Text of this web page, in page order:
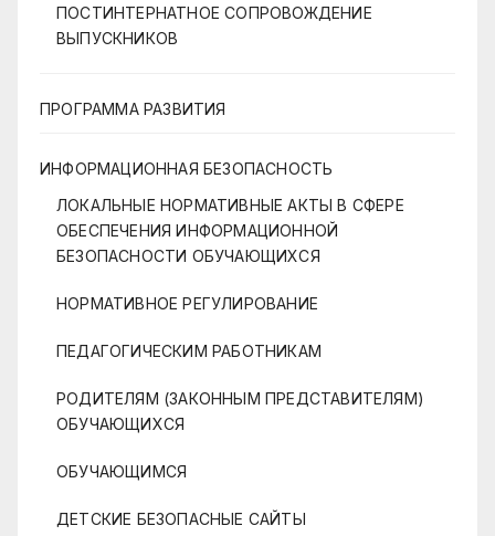
ПОСТИНТЕРНАТНОЕ СОПРОВОЖДЕНИЕ
ВЫПУСКНИКОВ
ПРОГРАММА РАЗВИТИЯ
ИНФОРМАЦИОННАЯ БЕЗОПАСНОСТЬ
ЛОКАЛЬНЫЕ НОРМАТИВНЫЕ АКТЫ В СФЕРЕ
ОБЕСПЕЧЕНИЯ ИНФОРМАЦИОННОЙ
БЕЗОПАСНОСТИ ОБУЧАЮЩИХСЯ
НОРМАТИВНОЕ РЕГУЛИРОВАНИЕ
ПЕДАГОГИЧЕСКИМ РАБОТНИКАМ
РОДИТЕЛЯМ (ЗАКОННЫМ ПРЕДСТАВИТЕЛЯМ)
ОБУЧАЮЩИХСЯ
ОБУЧАЮЩИМСЯ
ДЕТСКИЕ БЕЗОПАСНЫЕ САЙТЫ